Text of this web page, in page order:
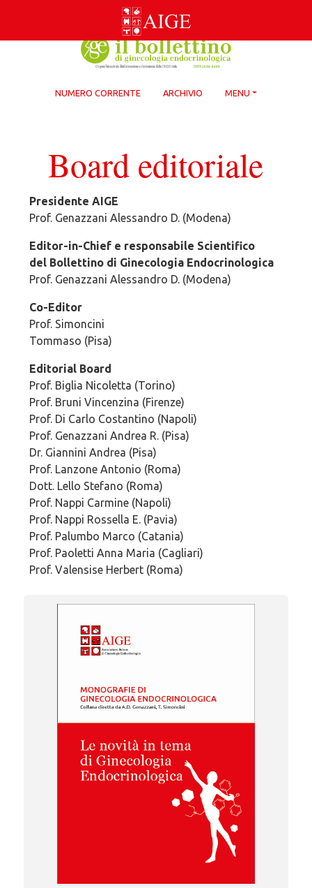
NUMERO CORRENTE ARCHIVIO MENU
Board editoriale
Presidente AIGE
Prof. Genazzani Alessandro D. (Modena)
Editor-in-Chief e responsabile Scientifico
del Bollettino di Ginecologia Endocrinologica
Prof. Genazzani Alessandro D. (Modena)
Co-Editor
Prof. Simoncini
Tommaso (Pisa)
Editorial Board
Prof. Biglia Nicoletta (Torino)
Prof. Bruni Vincenzina (Firenze)
Prof. Di Carlo Costantino (Napoli)
Prof. Genazzani Andrea R. (Pisa)
Dr. Giannini Andrea (Pisa)
Prof. Lanzone Antonio (Roma)
Dott. Lello Stefano (Roma)
Prof. Nappi Carmine (Napoli)
Prof. Nappi Rossella E. (Pavia)
Prof. Palumbo Marco (Catania)
Prof. Paoletti Anna Maria (Cagliari)
Prof. Valensise Herbert (Roma)